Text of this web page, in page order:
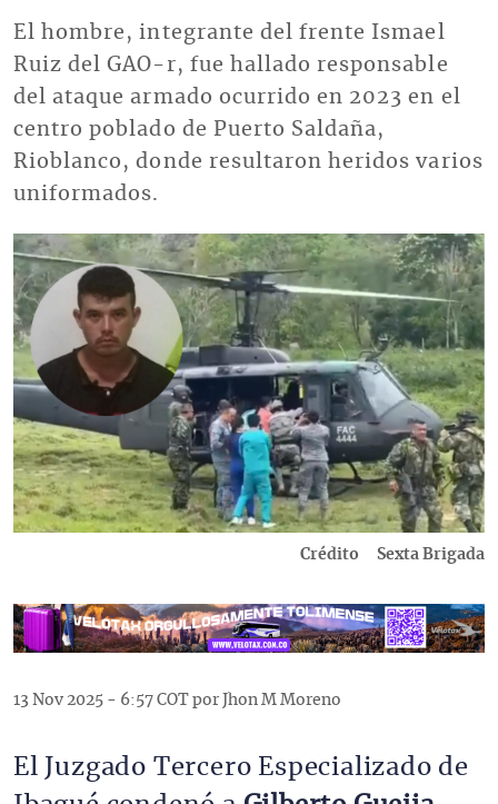
El hombre, integrante del frente Ismael
Ruiz del GAO-r, fue hallado responsable
del ataque armado ocurrido en 2023 en el
centro poblado de Puerto Saldaña,
Rioblanco, donde resultaron heridos varios
uniformados.
Imagen
Crédito Sexta Brigada
13 Nov 2025 - 6:57 COT por Jhon M Moreno
El Juzgado Tercero Especializado de